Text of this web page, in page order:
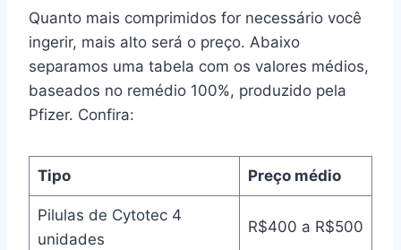
Quanto mais comprimidos for necessário você
ingerir, mais alto será o preço. Abaixo
separamos uma tabela com os valores médios,
baseados no remédio 100%, produzido pela
Pfizer. Confira:
Tipo Preço médio
Pilulas de Cytotec 4
unidades
R$400 a R$500